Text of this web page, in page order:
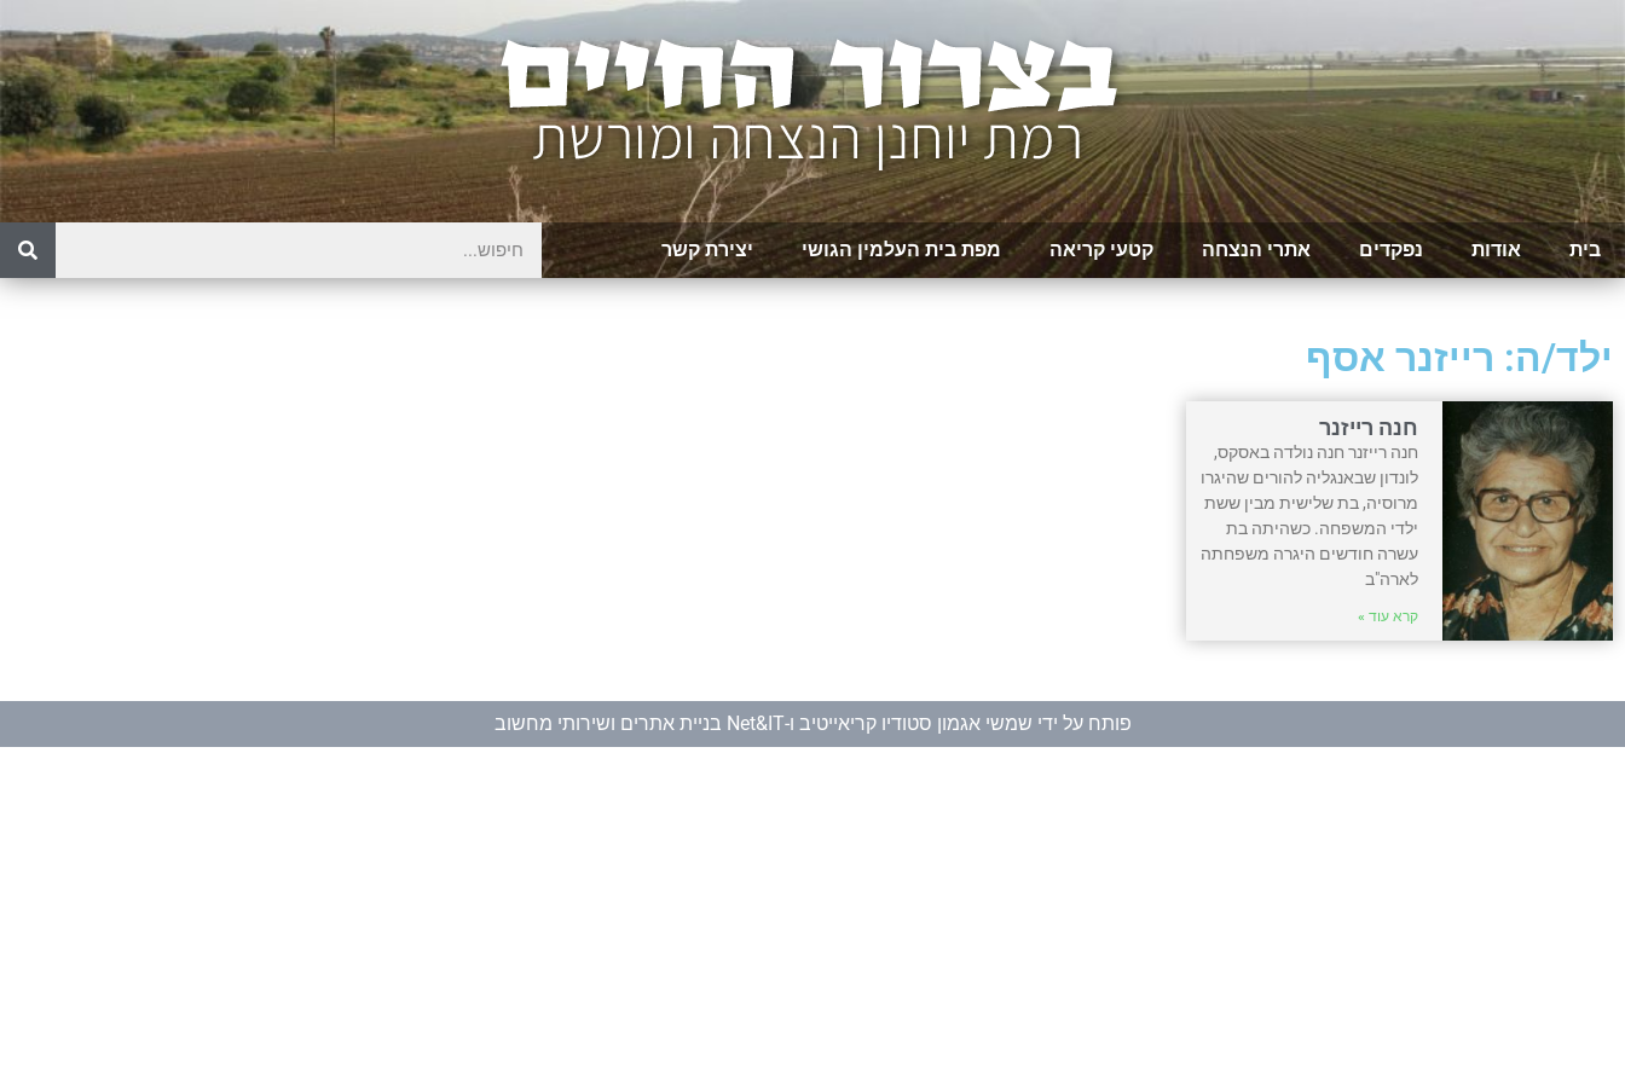
בית אודות נפקדים אתרי הנצחה קטעי קריאה מפת בית העלמין הגושי יצירת קשר
ילד/ה: רייזנר אסף
חנה רייזנר
חנה רייזנר חנה נולדה באסקס,
לונדון שבאנגליה להורים שהיגרו
מרוסיה, בת שלישית מבין ששת
ילדי המשפחה. כשהיתה בת
עשרה חודשים היגרה משפחתה
לארה"ב
קרא עוד »
פותח על ידי שמשי אגמון סטודיו קריאייטיב ו-Net&IT בניית אתרים ושירותי מחשוב